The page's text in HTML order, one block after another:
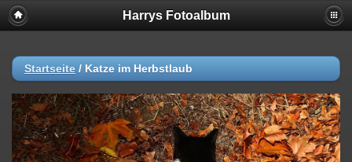
Harrys Fotoalbum
Startseite / Katze im Herbstlaub